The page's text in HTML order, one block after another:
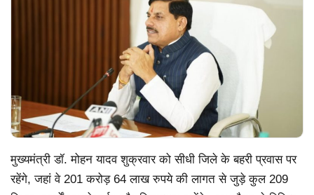
मुख्यमंत्री डॉ. मोहन यादव शुक्रवार को सीधी जिले के बहरी प्रवास पर
रहेंगे, जहां वे 201 करोड़ 64 लाख रुपये की लागत से जुड़े कुल 209